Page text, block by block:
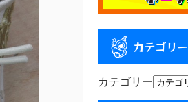
カテゴリー
カテゴリー